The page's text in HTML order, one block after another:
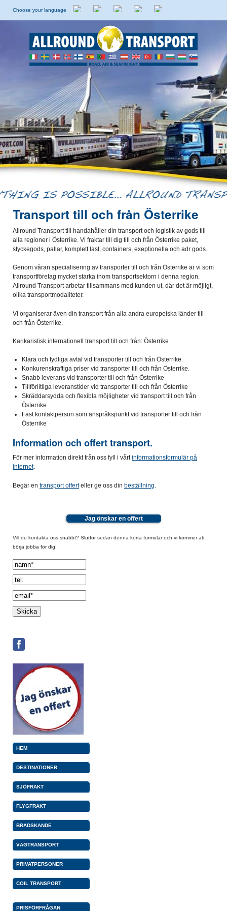
Choose your language
HolländskaEngelskaItalienskaSpanskaSvenska
Transport till och från Österrike
Allround Transport till handahåller din transport och logistik av gods till
alla regioner i Österrike. Vi fraktar till dig till och från Österrike paket,
styckegods, pallar, komplett last, containers, exeptionella och adr gods.
Genom våran specialisering av transporter till och från Österrike är vi som
transportföretag mycket starka inom transportsektorn i denna region.
Allround Transport arbetar tillsammans med kunden ut, där det är möjligt,
olika transportmodaliteter.
Vi organiserar även din transport från alla andra europeiska länder till
och från Österrike.
Karikaristisk internationell transport till och från: Österrike
Klara och tydliga avtal vid transporter till och från Österrike.
Konkurenskraftiga priser vid transporter till och från Österrike.
Snabb leverans vid transporter till och från Österrike
Tillförlitliga leveranstider vid transporter till och från Österrike
Skräddarsydda och flexibla möjligheter vid transport till och från
Österrike
Fast kontaktperson som anspråkspunkt vid transporter till och från
Österrike
Information och offert transport.
För mer information direkt från oss fyll i vårtinformationsformulär på
internet.
Begär en transport offerteller ge oss din beställning
Jag önskar en offert
Vill du kontakta oss snabbt? Slutför sedan denna korta formulär och vi kommer att
börja jobba för dig!
Spamcheck:
HEM
DESTINATIONER
SJÖFRAKT
FLYGFRAKT
BRADSKANDE
VÄGTRANSPORT
PRIVATPERSONER
COIL TRANSPORT
PRISFÖRFRÅGAN